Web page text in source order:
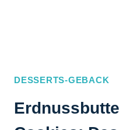
DESSERTS-GEBACK